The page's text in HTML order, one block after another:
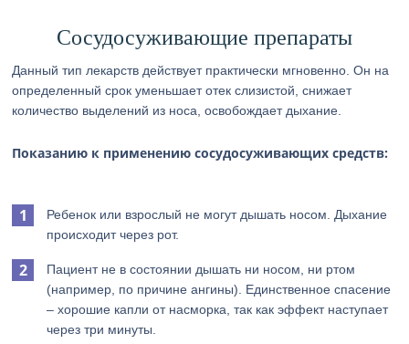
Сосудосуживающие препараты
Данный тип лекарств действует практически мгновенно. Он на
определенный срок уменьшает отек слизистой, снижает
количество выделений из носа, освобождает дыхание.
Показанию к применению сосудосуживающих средств:
Ребенок или взрослый не могут дышать носом. Дыхание
происходит через рот.
Пациент не в состоянии дышать ни носом, ни ртом
(например, по причине ангины). Единственное спасение
– хорошие капли от насморка, так как эффект наступает
через три минуты.